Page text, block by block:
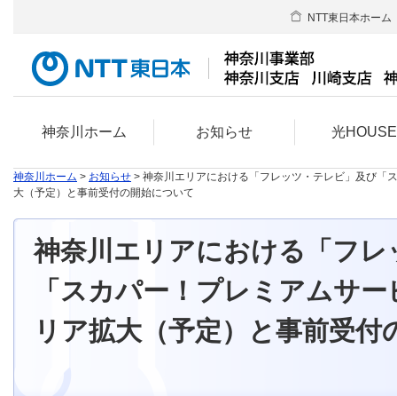
神奈川ホーム お知らせ 光HOUSE
NTT東日本ホーム
神奈川ホーム > お知らせ > 神奈川エリアにおける「フレッツ・テレビ」及び「
大（予定）と事前受付の開始について
神奈川エリアにおける「フ
「スカパー！プレミアムサ
リア拡大（予定）と事前受付